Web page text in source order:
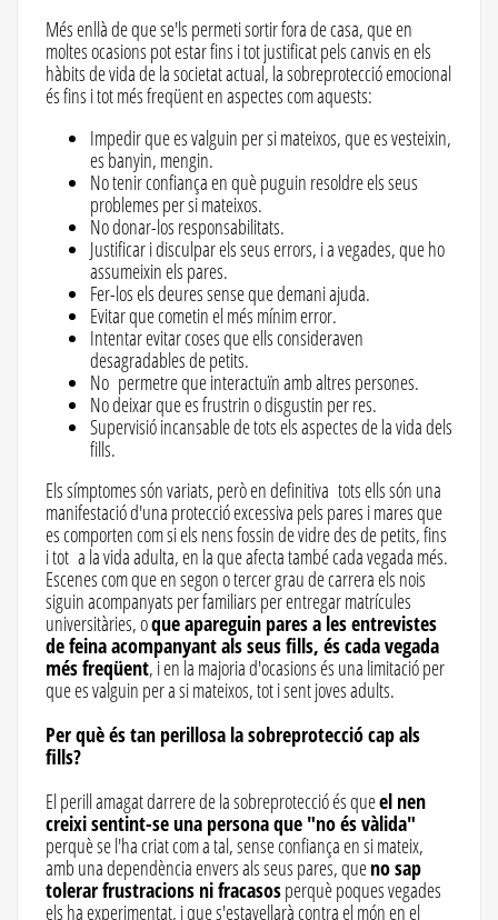
Més enllà de que se'ls permeti sortir fora de casa, que en
moltes ocasions pot estar fins i tot justificat pels canvis en els
hàbits de vida de la societat actual, la sobreprotecció emocional
és fins i tot més freqüent en aspectes com aquests:
Impedir que es valguin per si mateixos, que es vesteixin,
es banyin, mengin.
No tenir confiança en què puguin resoldre els seus
problemes per si mateixos.
No donar-los responsabilitats.
Justificar i disculpar els seus errors, i a vegades, que ho
assumeixin els pares.
Fer-los els deures sense que demani ajuda.
Evitar que cometin el més mínim error.
Intentar evitar coses que ells consideraven
desagradables de petits.
No permetre que interactuïn amb altres persones.
No deixar que es frustrin o disgustin per res.
Supervisió incansable de tots els aspectes de la vida dels
fills.
Els símptomes són variats, però en definitiva tots ells són una
manifestació d'una protecció excessiva pels pares i mares que
es comporten com si els nens fossin de vidre des de petits, fins
i tot a la vida adulta, en la que afecta també cada vegada més.
Escenes com que en segon o tercer grau de carrera els nois
siguin acompanyats per familiars per entregar matrícules
universitàries, oque apareguin pares a les entrevistes
de feina acompanyant als seus fills, és cada vegada
més freqüent, i en la majoria d'ocasions és una limitació per
que es valguin per a si mateixos, tot i sent joves adults.
Per què és tan perillosa la sobreprotecció cap als
fills?
El perill amagat darrere de la sobreprotecció és queel nen
creixi sentint-se una persona que "no és vàlida"
perquè se l'ha criat com a tal, sense confiança en si mateix,
amb una dependència envers als seus pares, queno sap
tolerar frustracions ni fracasosperquè poques vegades
els ha experimentat, i que s'estavellarà contra el món en el